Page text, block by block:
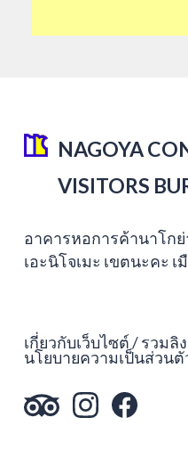
NAGOYA
VISITORS
อาคารหอการค้านาโกย่
เอะนิโจเมะ เขตนะคะ เ
เกี่ยวกับเว็บไซต์ รวมลิ
นโยบายความเป็นส่วนตั